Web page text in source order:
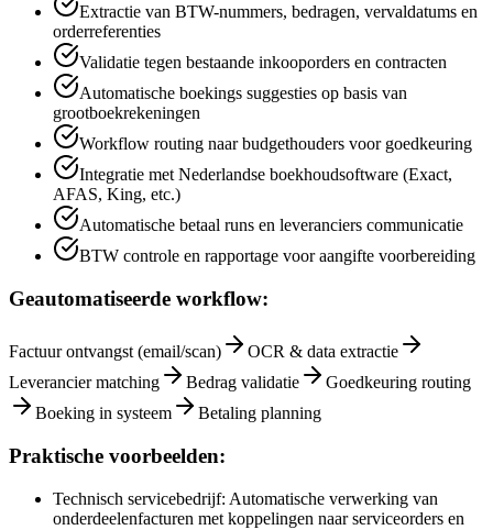
Extractie van BTW-nummers, bedragen, vervaldatums en
orderreferenties
Validatie tegen bestaande inkooporders en contracten
Automatische boekings suggesties op basis van
grootboekrekeningen
Workflow routing naar budgethouders voor goedkeuring
Integratie met Nederlandse boekhoudsoftware (Exact,
AFAS, King, etc.)
Automatische betaal runs en leveranciers communicatie
BTW controle en rapportage voor aangifte voorbereiding
Geautomatiseerde workflow:
Factuur ontvangst (email/scan)
OCR & data extractie
Leverancier matching
Bedrag validatie
Goedkeuring routing
Boeking in systeem
Betaling planning
Praktische voorbeelden:
Technisch servicebedrijf: Automatische verwerking van
onderdeelenfacturen met koppelingen naar serviceorders en